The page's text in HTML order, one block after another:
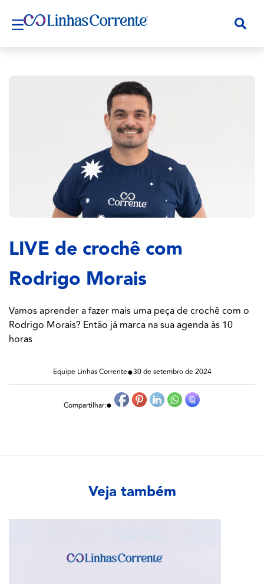
LIVE de crochê com
Rodrigo Morais
Vamos aprender a fazer mais uma peça de crochê com o
Rodrigo Morais? Então já marca na sua agenda às 10
horas
Equipe Linhas Corrente●30 de setembro de 2024
Compartilhar:●
Veja também